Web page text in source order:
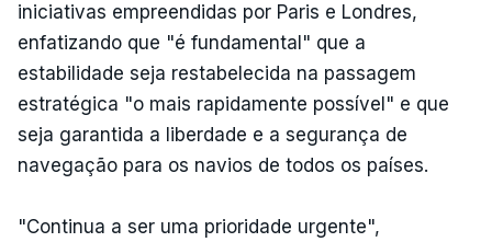
iniciativas empreendidas por Paris e Londres,
enfatizando que "é fundamental" que a
estabilidade seja restabelecida na passagem
estratégica "o mais rapidamente possível" e que
seja garantida a liberdade e a segurança de
navegação para os navios de todos os países.
"Continua a ser uma prioridade urgente",